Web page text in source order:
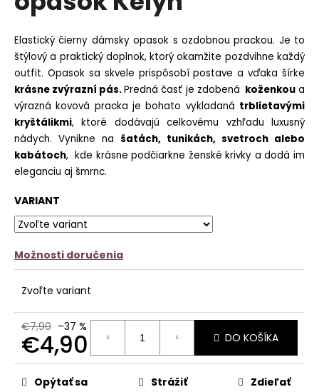
z
hviezdičiek.
Elastický čierny dámsky opasok s ozdobnou prackou. Je to
štýlový a praktický doplnok, ktorý okamžite pozdvihne každý
outfit. Opasok sa skvele prispôsobí postave a vďaka šírke
krásne zvýrazní pás.Predná časť je zdobená koženkoua
výrazná kovová pracka je bohato vykladaná trblietavými
kryštálikmi, ktoré dodávajú celkovému vzhľadu luxusný
nádych. Vynikne na šatách, tunikách, svetroch alebo
kabátoch, kde krásne podčiarkne ženské krivky a dodá im
eleganciu aj šmrnc.
VARIANT
Možnosti doručenia
Zvoľte variant
€7,90 –37 %
€4,90
Jednotková
cena:
DO KOŠÍKA
Opýtať sa Strážiť Zdieľať
m
e
KOŠEĽOVÉ
ŠATY
ABSTRACT
€20,90